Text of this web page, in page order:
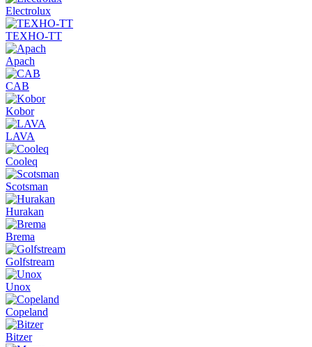
Electrolux
ТЕХНО-ТТ
Apach
CAB
Kobor
LAVA
Cooleq
Scotsman
Hurakan
Brema
Golfstream
Unox
Copeland
Bitzer